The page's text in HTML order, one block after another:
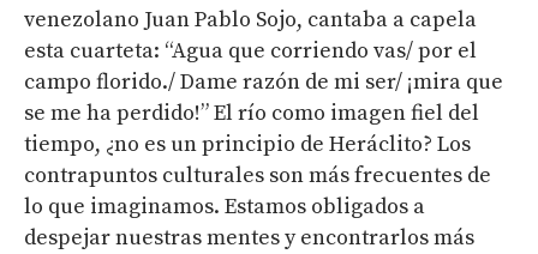
venezolano Juan Pablo Sojo, cantaba a capela
esta cuarteta: “Agua que corriendo vas/ por el
campo florido./ Dame razón de mi ser/ ¡mira que
se me ha perdido!” El río como imagen fiel del
tiempo, ¿no es un principio de Heráclito? Los
contrapuntos culturales son más frecuentes de
lo que imaginamos. Estamos obligados a
despejar nuestras mentes y encontrarlos más